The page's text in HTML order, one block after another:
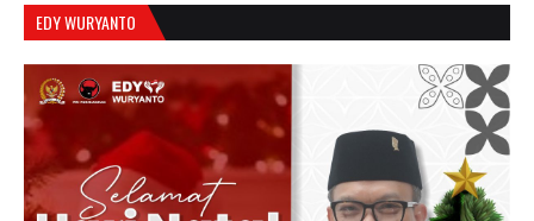
EDY WURYANTO